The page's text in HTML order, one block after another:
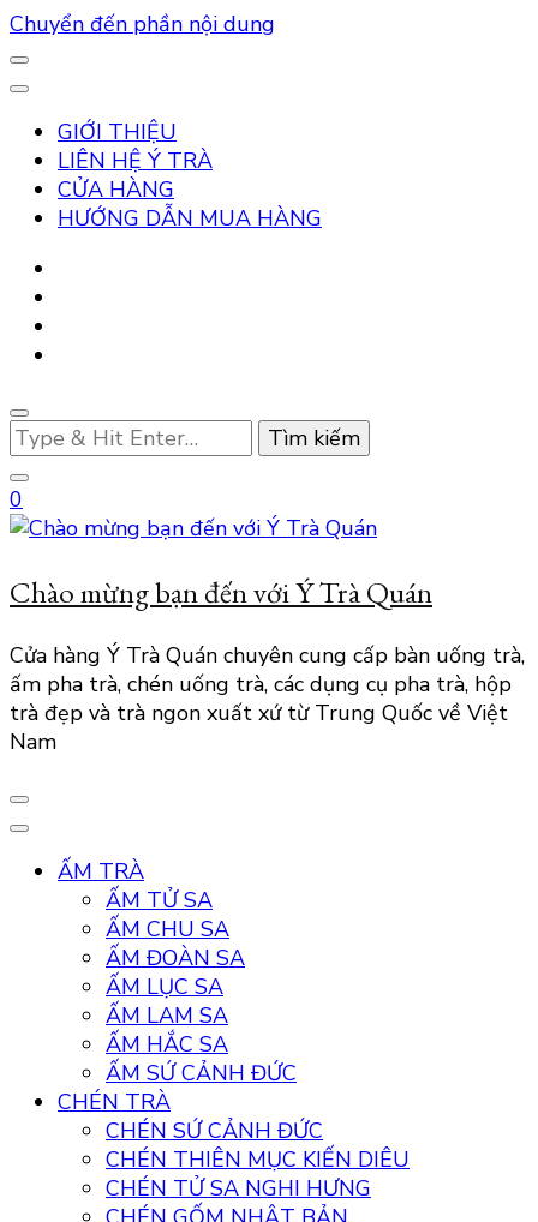
Chuyển đến phần nội dung
GIỚI THIỆU
LIÊN HỆ Ý TRÀ
CỬA HÀNG
HƯỚNG DẪN MUA HÀNG
Bạn
muốn
tìm
kiếm?
0
Chào mừng bạn đến với Ý Trà Quán
Cửa hàng Ý Trà Quán chuyên cung cấp bàn uống trà,
ấm pha trà, chén uống trà, các dụng cụ pha trà, hộp
trà đẹp và trà ngon xuất xứ từ Trung Quốc về Việt
Nam
ẤM TRÀ
ẤM TỬ SA
ẤM CHU SA
ẤM ĐOÀN SA
ẤM LỤC SA
ẤM LAM SA
ẤM HẮC SA
ẤM SỨ CẢNH ĐỨC
CHÉN TRÀ
CHÉN SỨ CẢNH ĐỨC
CHÉN THIÊN MỤC KIẾN DIÊU
CHÉN TỬ SA NGHI HƯNG